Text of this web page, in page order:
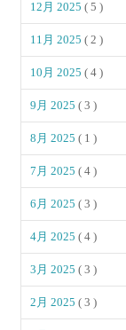
12月 2025( 5 )
11月 2025( 2 )
10月 2025( 4 )
9月 2025( 3 )
8月 2025( 1 )
7月 2025( 4 )
6月 2025( 3 )
4月 2025( 4 )
3月 2025( 3 )
2月 2025( 3 )